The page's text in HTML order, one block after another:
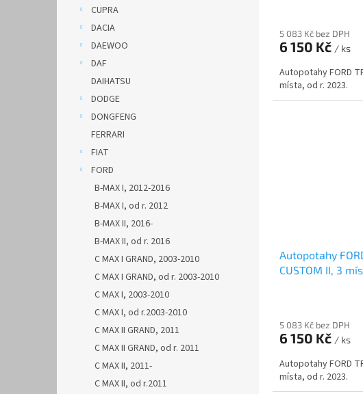
CUPRA
DACIA
DAEWOO
DAF
DAIHATSU
DODGE
DONGFENG
FERRARI
FIAT
FORD
B-MAX I, 2012-2016
B-MAX I, od r. 2012
B-MAX II, 2016-
B-MAX II, od r. 2016
C MAX I GRAND, 2003-2010
C MAX I GRAND, od r. 2003-2010
C MAX I, 2003-2010
C MAX I, od r.2003-2010
C MAX II GRAND, 2011
C MAX II GRAND, od r. 2011
C MAX II, 2011-
C MAX II, od r.2011
5 083 Kč bez DPH
6 150 Kč / ks
Autopotahy FORD
místa, od r. 2023.
Autopotahy
CUSTOM II, 3
5 083 Kč bez DPH
6 150 Kč / ks
Autopotahy FORD
místa, od r. 2023.